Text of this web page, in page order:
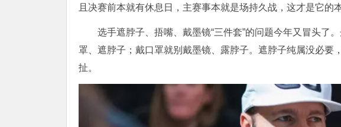
且决赛前本就有休息日，主赛事本就是场持久战，这才是它的本
选手遮脖子、捂嘴、戴墨镜“三件套”的问题今年又冒头了
罩、遮脖子；戴口罩就别戴墨镜、露脖子。遮脖子纯属没必要
扯。